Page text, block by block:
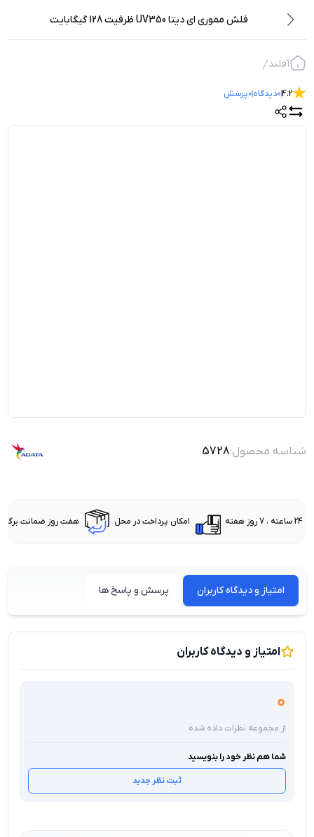
فلش مموری ای دیتا UV350 ظرفیت 128 گیگابایت
آفلند
4.2
0دیدگاه0پرسش
شناسه محصول:5728
24 ساعته ، 7 روز هفته امکان پرداخت در محل هفت روز ضمانت
امتیاز و دیدگاه کاربران پرسش و پاسخ ها
امتیاز و دیدگاه کاربران
0
از مجموعه نظرات داده شده
شما هم نظر خود را بنویسید
ثبت نظر جدید